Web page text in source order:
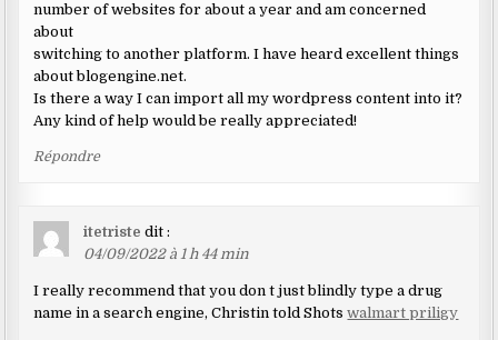
number of websites for about a year and am concerned
about
switching to another platform. I have heard excellent things
about blogengine.net.
Is there a way I can import all my wordpress content into it?
Any kind of help would be really appreciated!
Répondre
itetriste dit :
04/09/2022 à 1 h 44 min
I really recommend that you don t just blindly type a drug
name in a search engine, Christin told Shotswalmart priligy